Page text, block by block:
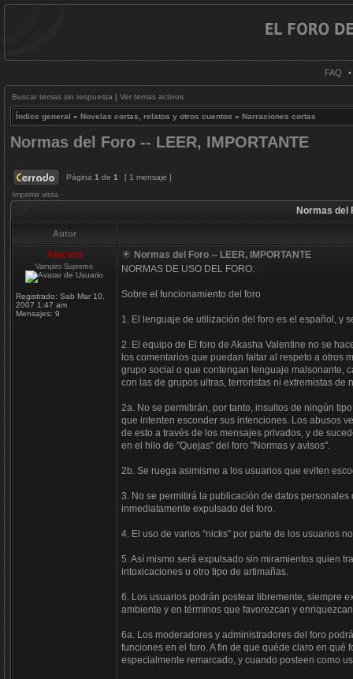
FAQ •
Buscar temas sin respuesta | Ver temas activos
Índice general » Novelas cortas, relatos y otros cuentos » Narraciones cortas
Normas del Foro -- LEER, IMPORTANTE
Página 1 de 1
[ 1 mensaje ]
Imprimir vista
Normas del
Autor
Alucard
Vampiro Supremo
Registrado: Sab Mar 10,
2007 1:47 am
Mensajes: 9
Normas del Foro -- LEER, IMPORTANTE
NORMAS DE USO DEL FORO:
Sobre el funcionamiento del foro
1. El lenguaje de utilización del foro es el español, y
2. El equipo de El foro de Akasha Valentine no se
los comentarios que puedan faltar al respeto a otros
grupo social o que contengan lenguaje malsonante,
con las de grupos ultras, terroristas ni extremistas
2a. No se permitirán, por tanto, insultos de ningún
que intenten esconder sus intenciones. Los abusos
de esto a través de los mensajes privados, y de
en el hilo de "Quejas" del foro "Normas y avisos".
2b. Se ruega asimismo a los usuarios que eviten
3. No se permitirá la publicación de datos
inmediatamente expulsado del foro.
4. El uso de varios “nicks” por parte de los usuarios
5. Así mismo será expulsado sin miramientos quien
intoxicaciones u otro tipo de artimañas.
6. Los usuarios podrán postear libremente, siempre
ambiente y en términos que favorezcan y
6a. Los moderadores y administradores del foro
funciones en el foro. A fin de que quéde claro en
especialmente remarcado, y cuando posteen como